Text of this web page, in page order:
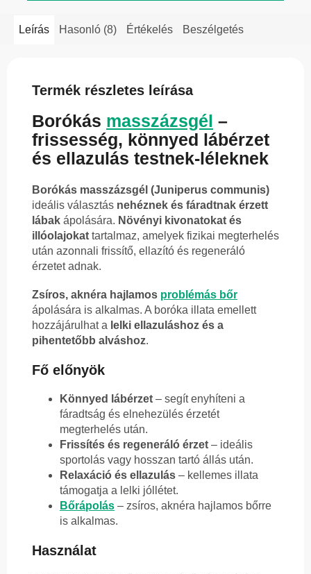
Leírás Hasonló (8) Értékelés Beszélgetés
Termék részletes leírása
Borókás masszázsgél –
frissesség, könnyed lábérzet
és ellazulás testnek-léleknek
Borókás masszázsgél (Juniperus communis)
ideális választás nehéznek és fáradtnak érzett
lábak ápolására. Növényi kivonatokat és
illóolajokat tartalmaz, amelyek fizikai megterhelés
után azonnali frissítő, ellazító és regeneráló
érzetet adnak.
Zsíros, aknéra hajlamos problémás bőr
ápolására is alkalmas. A boróka illata emellett
hozzájárulhat a lelki ellazuláshoz és a
pihentetőbb alváshoz.
Fő előnyök
Könnyed lábérzet – segít enyhíteni a
fáradtság és elnehezülés érzetét
megterhelés után.
Frissítés és regeneráló érzet – ideális
sportolás vagy hosszan tartó állás után.
Relaxáció és ellazulás – kellemes illata
támogatja a lelki jóllétet.
Bőrápolás – zsíros, aknéra hajlamos bőrre
is alkalmas.
Használat